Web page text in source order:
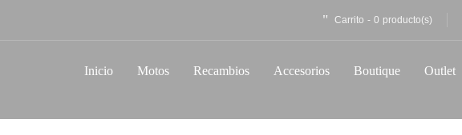
Carrito - 0 producto(s)
Inicio Motos Recambios Accesorios Boutique Outlet